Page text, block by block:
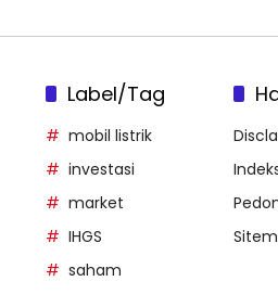
Label/Tag
mobil listrik
investasi
market
IHGS
saham